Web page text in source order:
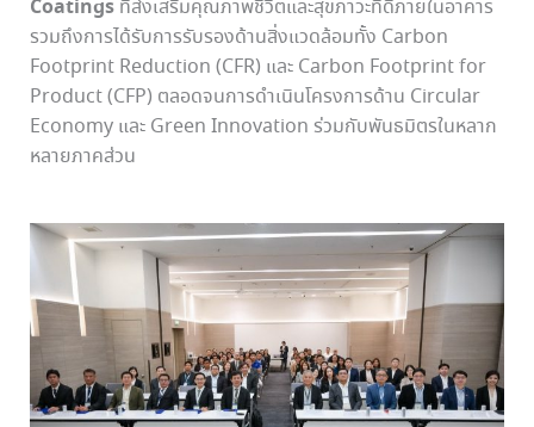
Coatingsที่ส่งเสริมคุณภาพชีวิตและสุขภาวะที่ดีภายในอาคาร
รวมถึงการได้รับการรับรองด้านสิ่งแวดล้อมทั้ง Carbon
Footprint Reduction (CFR) และ Carbon Footprint for
Product (CFP) ตลอดจนการดำเนินโครงการด้าน Circular
Economy และ Green Innovation ร่วมกับพันธมิตรในหลาก
หลายภาคส่วน